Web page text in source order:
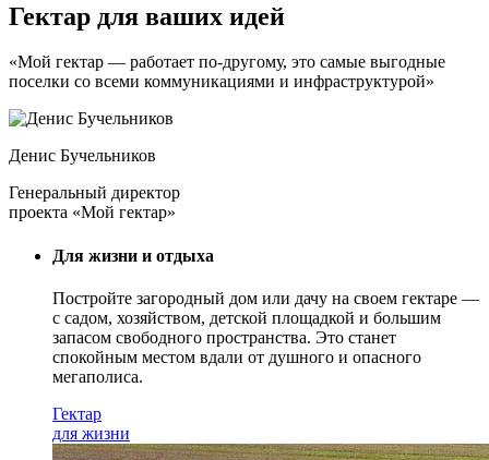
Гектар для ваших идей
«Мой гектар — работает по-другому, это самые выгодные
поселки со всеми коммуникациями и инфраструктурой»
Денис Бучельников
Генеральный директор
проекта «Мой гектар»
Для жизни и отдыха
Постройте загородный дом или дачу на своем гектаре —
с садом, хозяйством, детской площадкой и большим
запасом свободного пространства. Это станет
спокойным местом вдали от душного и опасного
мегаполиса.
Гектар
для жизни